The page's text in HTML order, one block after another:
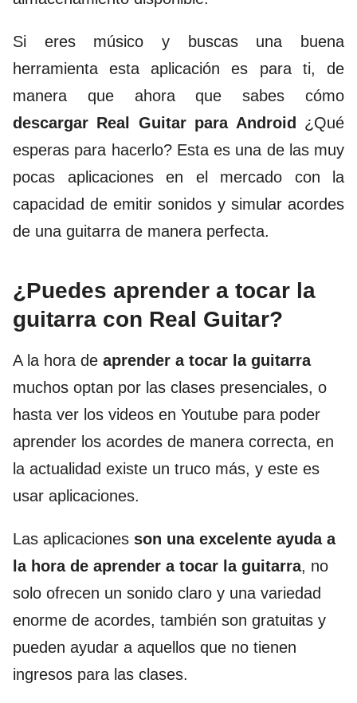
Si eres músico y buscas una buena
herramienta esta aplicación es para ti, de
manera que ahora que sabes cómo
descargar Real Guitar para Android ¿Qué
esperas para hacerlo? Esta es una de las muy
pocas aplicaciones en el mercado con la
capacidad de emitir sonidos y simular acordes
de una guitarra de manera perfecta.
¿Puedes aprender a tocar la
guitarra con Real Guitar?
A la hora de aprender a tocar la guitarra
muchos optan por las clases presenciales, o
hasta ver los videos en Youtube para poder
aprender los acordes de manera correcta, en
la actualidad existe un truco más, y este es
usar aplicaciones.
Las aplicaciones son una excelente ayuda a
la hora de aprender a tocar la guitarra, no
solo ofrecen un sonido claro y una variedad
enorme de acordes, también son gratuitas y
pueden ayudar a aquellos que no tienen
ingresos para las clases.